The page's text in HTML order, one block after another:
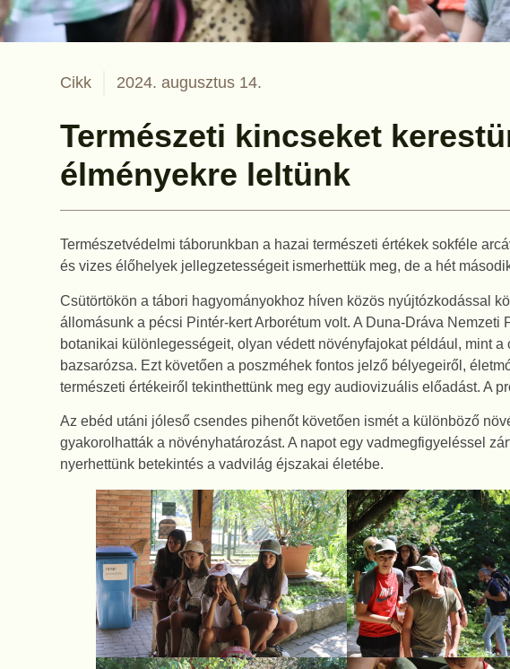
Cikk 2024. augusztus 14.
Természeti kincseket
élményekre leltünk
Természetvédelmi táborunkban a hazai természeti értékek sokféle
és vizes élőhelyek jellegzetességeit ismerhettük meg, de a hét
Csütörtökön a tábori hagyományokhoz híven közös nyújtózkodással
állomásunk a pécsi Pintér-kert Arborétum volt. A Duna-Dráva
botanikai különlegességeit, olyan védett növényfajokat például, mint
bazsarózsa. Ezt követően a poszméhek fontos jelző bélyegeiről,
természeti értékeiről tekinthettünk meg egy audiovizuális előadást. A
Az ebéd utáni jóleső csendes pihenőt követően ismét a különböző
gyakorolhatták a növényhatározást. A napot egy vadmegfigyeléssel
nyerhettünk betekintés a vadvilág éjszakai életébe.